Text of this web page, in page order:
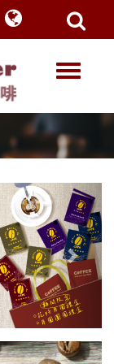
T
l
e
a
v
i
g
a
t
i
n